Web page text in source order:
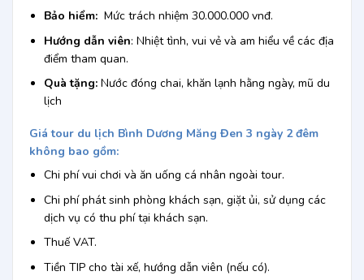
Bảo hiểm:Mức trách nhiệm 30.000.000 vnđ.
Hướng dẫn viên: Nhiệt tình, vui vẻ và am hiểu về các địa
điểm tham quan.
Quà tặng:Nước đóng chai, khăn lạnh hằng ngày, mũ du
lịch
Giá tour du lịch Bình Dương Măng Đen 3 ngày 2 đêm
không bao gồm:
Chi phí vui chơi và ăn uống cá nhân ngoài tour.
Chi phí phát sinh phòng khách sạn, giặt ủi, sử dụng các
dịch vụ có thu phí tại khách sạn.
Thuế VAT.
Tiền TIP cho tài xế, hướng dẫn viên (nếu có).